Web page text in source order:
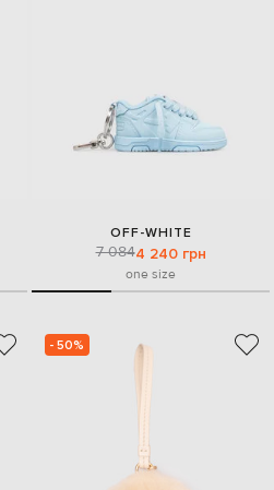
OFF-WHITE
7 0844 240 грн
one size
- 50%